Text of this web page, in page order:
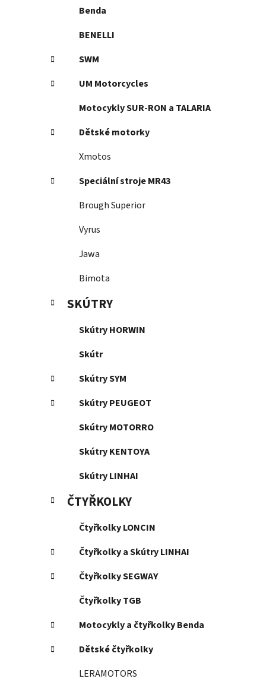
Benda
BENELLI
SWM
UM Motorcycles
Motocykly SUR-RON a TALARIA
Dětské motorky
Xmotos
Speciální stroje MR43
Brough Superior
Vyrus
Jawa
Bimota
SKÚTRY
Skútry HORWIN
Skútr
Skútry SYM
Skútry PEUGEOT
Skútry MOTORRO
Skútry KENTOYA
Skútry LINHAI
ČTYŘKOLKY
Čtyřkolky LONCIN
Čtyřkolky a Skútry LINHAI
Čtyřkolky SEGWAY
Čtyřkolky TGB
Motocykly a čtyřkolky Benda
Dětské čtyřkolky
LERAMOTORS